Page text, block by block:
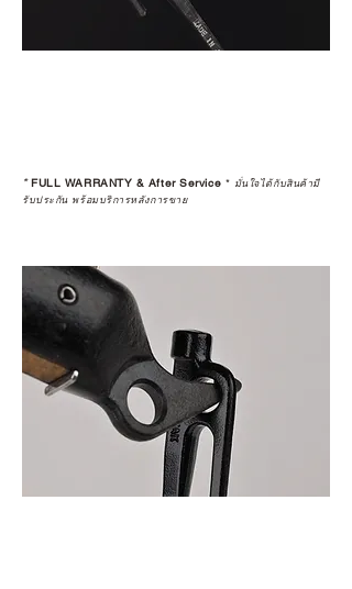
*FULL WARRANTY & After Service * มั่นใจได้กับสินค้ามี
รับประกัน พร้อมบริการหลังการขาย